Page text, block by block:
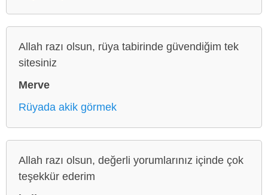
Allah razı olsun, rüya tabirinde güvendiğim tek
sitesiniz
Merve
Rüyada akik görmek
Allah razı olsun, değerli yorumlarınız içinde çok
teşekkür ederim